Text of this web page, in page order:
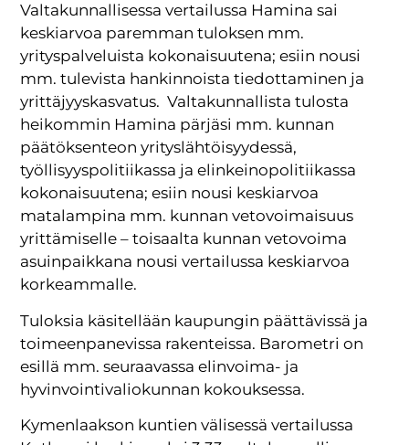
Valtakunnallisessa vertailussa Hamina sai
keskiarvoa paremman tuloksen mm.
yrityspalveluista kokonaisuutena; esiin nousi
mm. tulevista hankinnoista tiedottaminen ja
yrittäjyyskasvatus. Valtakunnallista tulosta
heikommin Hamina pärjäsi mm. kunnan
päätöksenteon yrityslähtöisyydessä,
työllisyyspolitiikassa ja elinkeinopolitiikassa
kokonaisuutena; esiin nousi keskiarvoa
matalampina mm. kunnan vetovoimaisuus
yrittämiselle – toisaalta kunnan vetovoima
asuinpaikkana nousi vertailussa keskiarvoa
korkeammalle.
Tuloksia käsitellään kaupungin päättävissä ja
toimeenpanevissa rakenteissa. Barometri on
esillä mm. seuraavassa elinvoima- ja
hyvinvointivaliokunnan kokouksessa.
Kymenlaakson kuntien välisessä vertailussa